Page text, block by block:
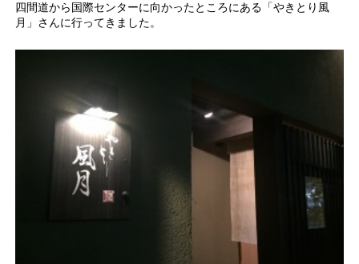
四間道から国際センターに向かったところにある「やきとり風
月」さんに行ってきました。